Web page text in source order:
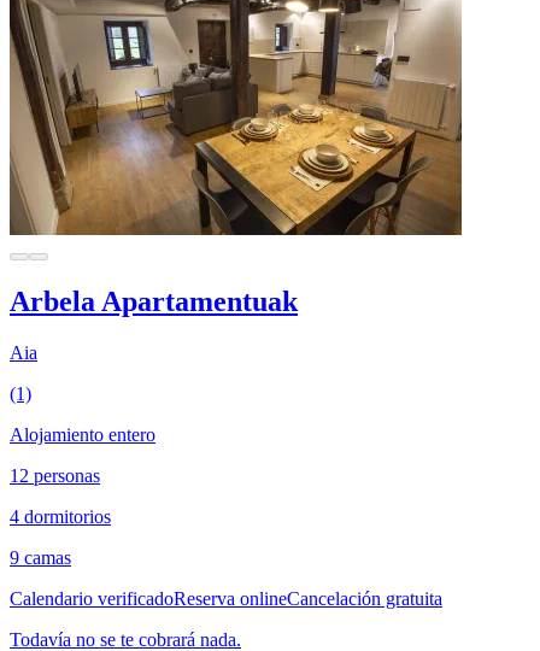
Arbela Apartamentuak
Aia
(1)
Alojamiento entero
12 personas
4 dormitorios
9 camas
Calendario verificadoReserva onlineCancelación gratuita
Todavía no se te cobrará nada.